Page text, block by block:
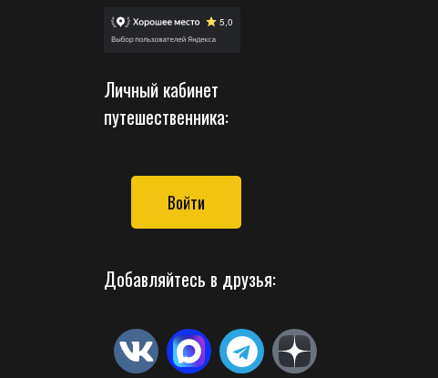
Личный кабинет
путешественника:
Войти
Добавляйтесь в друзья: